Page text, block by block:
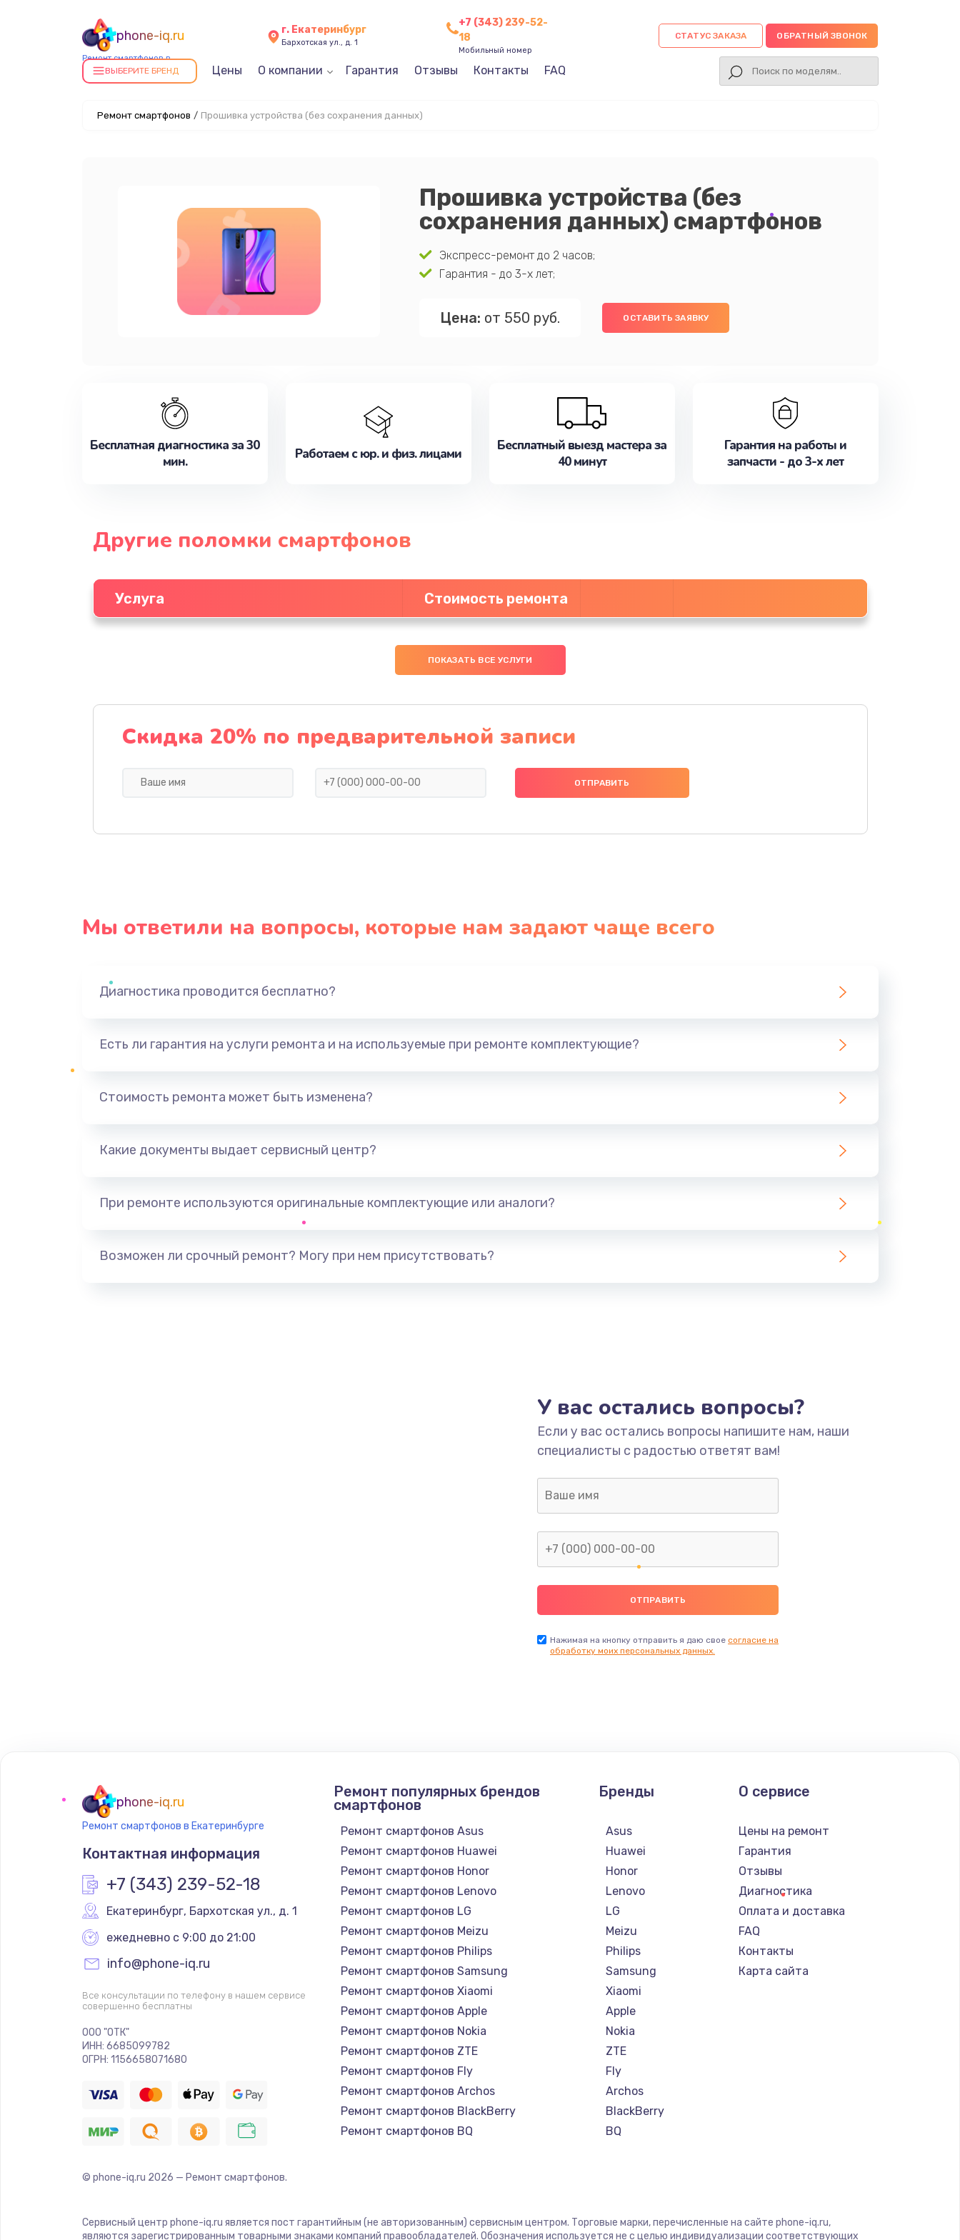
phone-iq.ru
Ремонт смартфонов в
Екатеринбурге
г. Екатеринбург
Бархотская ул., д. 1
+7 (343) 239-52-
18
Мобильный номер
СТАТУС ЗАКАЗА ОБРАТНЫЙ ЗВОНОК
ВЫБЕРИТЕ БРЕНД Цены О компании Гарантия Отзывы Контакты FAQ
Ремонт смартфонов / Прошивка устройства (без сохранения данных)
Прошивка устройства (без
сохранения данных) смартфонов
Экспресс-ремонт до 2 часов;
Гарантия - до 3-х лет;
Цена: от 550 руб. ОСТАВИТЬ ЗАЯВКУ
Бесплатная диагностика за 30
мин.
Работаем с юр. и физ. лицами
Бесплатный выезд мастера за
40 минут
Гарантия на работы и
запчасти - до 3-х лет
Другие поломки смартфонов
Услуга Стоимость ремонта
ПОКАЗАТЬ ВСЕ УСЛУГИ
Скидка 20% по предварительной записи
Мы ответили на вопросы, которые нам задают чаще всего
Диагностика проводится бесплатно?
Есть ли гарантия на услуги ремонта и на используемые при ремонте комплектующие?
Стоимость ремонта может быть изменена?
Какие документы выдает сервисный центр?
При ремонте используются оригинальные комплектующие или аналоги?
Возможен ли срочный ремонт? Могу при нем присутствовать?
У вас остались вопросы?
Если у вас остались вопросы напишите нам, наши
специалисты с радостью ответят вам!
Нажимая на кнопку отправить я даю свое согласие на
обработку моих персональных данных.
phone-iq.ru
Ремонт смартфонов в Екатеринбурге
Контактная информация
+7 (343) 239-52-18
Екатеринбург, Бархотская ул., д. 1
ежедневно с 9:00 до 21:00
info@phone-iq.ru
Все консультации по телефону в нашем сервисе
совершенно бесплатны
ООО "ОТК"
ИНН: 6685099782
ОГРН: 1156658071680
Ремонт популярных брендов
смартфонов
Ремонт смартфонов Asus
Ремонт смартфонов Huawei
Ремонт смартфонов Honor
Ремонт смартфонов Lenovo
Ремонт смартфонов LG
Ремонт смартфонов Meizu
Ремонт смартфонов Philips
Ремонт смартфонов Samsung
Ремонт смартфонов Xiaomi
Ремонт смартфонов Apple
Ремонт смартфонов Nokia
Ремонт смартфонов ZTE
Ремонт смартфонов Fly
Ремонт смартфонов Archos
Ремонт смартфонов BlackBerry
Ремонт смартфонов BQ
Ремонт смартфонов Irbis
Бренды
Asus
Huawei
Honor
Lenovo
LG
Meizu
Philips
Samsung
Xiaomi
Apple
Nokia
ZTE
Fly
Archos
BlackBerry
BQ
Irbis
О сервисе
Цены на ремонт
Гарантия
Отзывы
Диагностика
Оплата и доставка
FAQ
Контакты
Карта сайта
© phone-iq.ru 2026 — Ремонт смартфонов.
Сервисный центр phone-iq.ru является пост гарантийным (не авторизованным) сервисным центром. Торговые марки, перечисленные на сайте phone-iq.ru,
являются зарегистрированным товарными знаками компаний правообладателей. Обозначения используется не с целью индивидуализации соответствующих